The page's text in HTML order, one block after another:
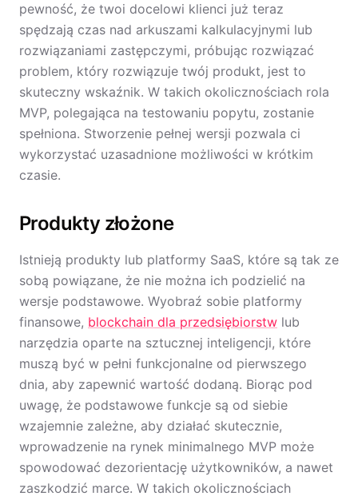
pewność, że twoi docelowi klienci już teraz
spędzają czas nad arkuszami kalkulacyjnymi lub
rozwiązaniami zastępczymi, próbując rozwiązać
problem, który rozwiązuje twój produkt, jest to
skuteczny wskaźnik. W takich okolicznościach rola
MVP, polegająca na testowaniu popytu, zostanie
spełniona. Stworzenie pełnej wersji pozwala ci
wykorzystać uzasadnione możliwości w krótkim
czasie.
Produkty złożone
Istnieją produkty lub platformy SaaS, które są tak ze
sobą powiązane, że nie można ich podzielić na
wersje podstawowe. Wyobraź sobie platformy
finansowe, blockchain dla przedsiębiorstw lub
narzędzia oparte na sztucznej inteligencji, które
muszą być w pełni funkcjonalne od pierwszego
dnia, aby zapewnić wartość dodaną. Biorąc pod
uwagę, że podstawowe funkcje są od siebie
wzajemnie zależne, aby działać skutecznie,
wprowadzenie na rynek minimalnego MVP może
spowodować dezorientację użytkowników, a nawet
zaszkodzić marce. W takich okolicznościach